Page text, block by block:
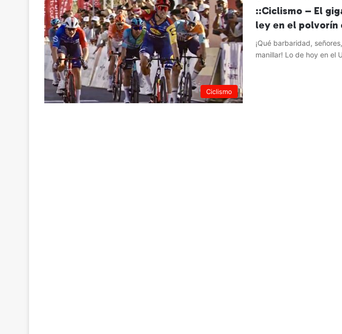
Ciclismo
::Ciclismo – El
ley en el polvorín
¡Qué barbaridad,
manillar! Lo de hoy en el